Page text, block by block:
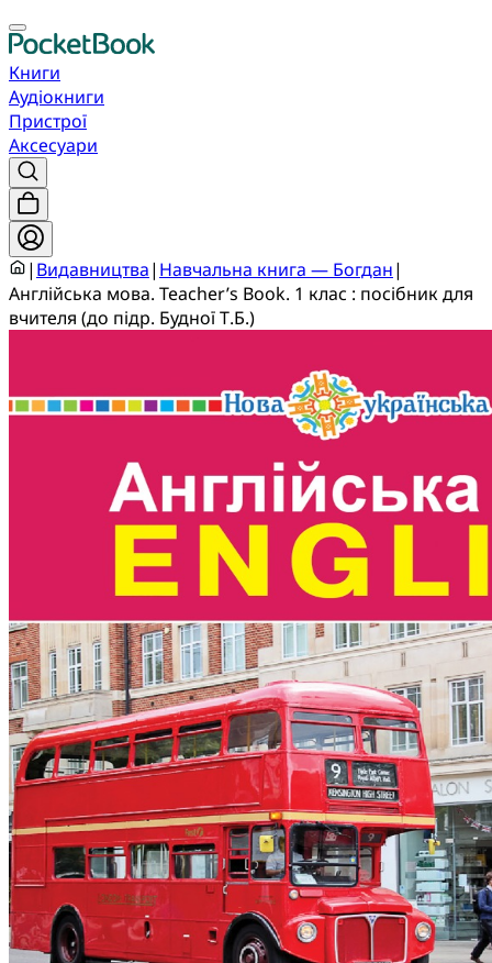
Книги
Аудіокниги
Пристрої
Аксесуари
| Видавництва| Навчальна книга — Богдан|
Англійська мова. Teacher’s Book. 1 клас : посібник для
вчителя (до підр. Будної Т.Б.)